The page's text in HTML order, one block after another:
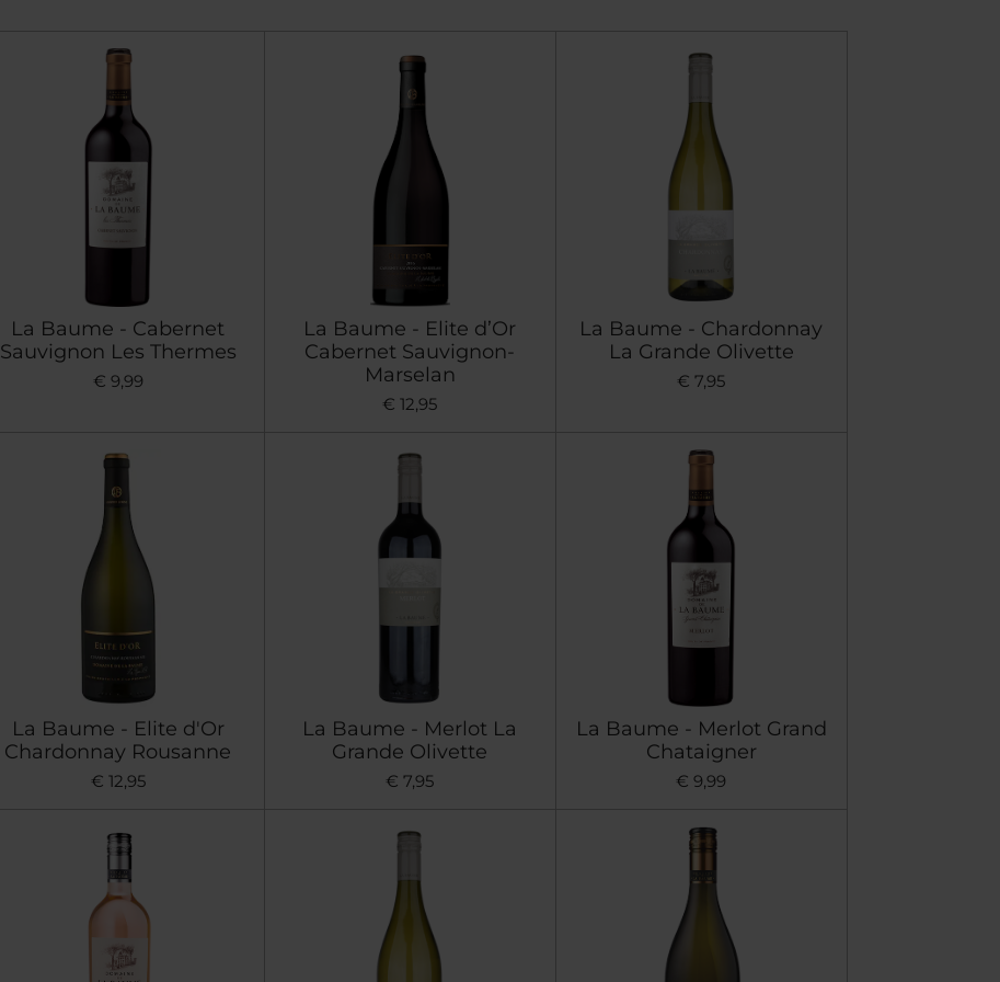
La Baume - Cabernet
Sauvignon Les Thermes
€ 9,99
La Baume - Elite d’Or
Cabernet Sauvignon-
Marselan
€ 12,95
La Baume - Chardonnay
La Grande Olivette
€ 7,95
La Baume - Elite d'Or
Chardonnay Rousanne
€ 12,95
La Baume - Merlot La
Grande Olivette
€ 7,95
La Baume - Merlot Grand
Chataigner
€ 9,99